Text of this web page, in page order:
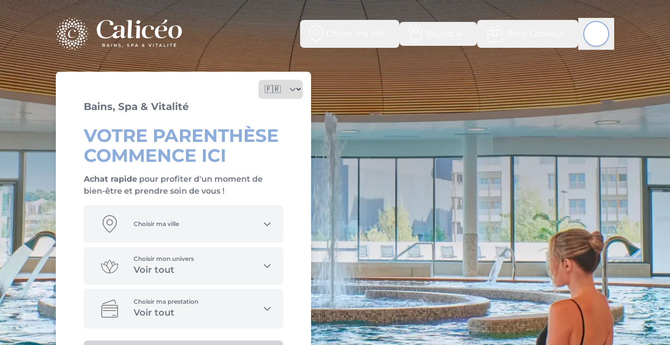
Homepage
Bains, Spa & Vitalité
VOTRE PARENTHÈSE
COMMENCE ICI
Achat rapide pour profiter d'un moment de
bien-être et prendre soin de vous !
Choisir ma ville
Choisir mon univers
Voir tout
Choisir ma prestation
Voir tout